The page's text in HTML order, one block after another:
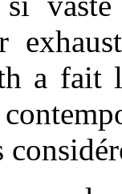
a fait